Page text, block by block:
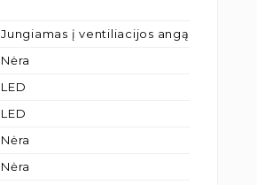
Jungiamas į ventiliacijos angą
Nėra
LED
LED
Nėra
Nėra